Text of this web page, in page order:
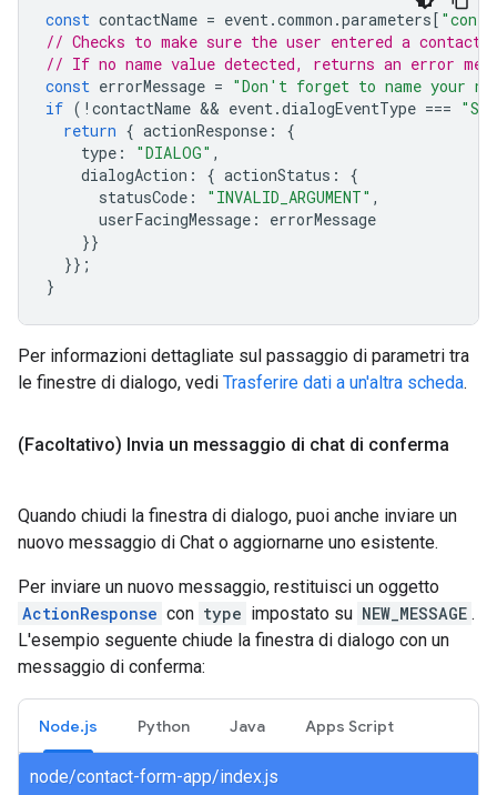
const contactName = event.common .parameters[
// Checks to make sure the user entered a contact
// If no name value detected, returns an error
const errorMessage = "Don't forget to name your
if ( ! contactName && event.dialogEventType ===
return { actionResponse :
{
type : "DIALOG" ,
dialogAction : { actionStatus :
{
statusCode : "INVALID_ARGUMENT" ,
userFacingMessage :
errorMessage
}}
}};
}
Per informazioni dettagliate sul passaggio di parametri tra
le finestre di dialogo, vedi Trasferire dati a un'altra scheda.
(Facoltativo) Invia un messaggio di chat di conferma
Quando chiudi la finestra di dialogo, puoi anche inviare un
nuovo messaggio di Chat o aggiornarne uno esistente.
Per inviare un nuovo messaggio, restituisci un oggetto
ActionResponse con type impostato su NEW_MESSAGE .
L'esempio seguente chiude la finestra di dialogo con un
messaggio di conferma:
Node.js Python Java Apps Script
node/contact-form-app/index.js